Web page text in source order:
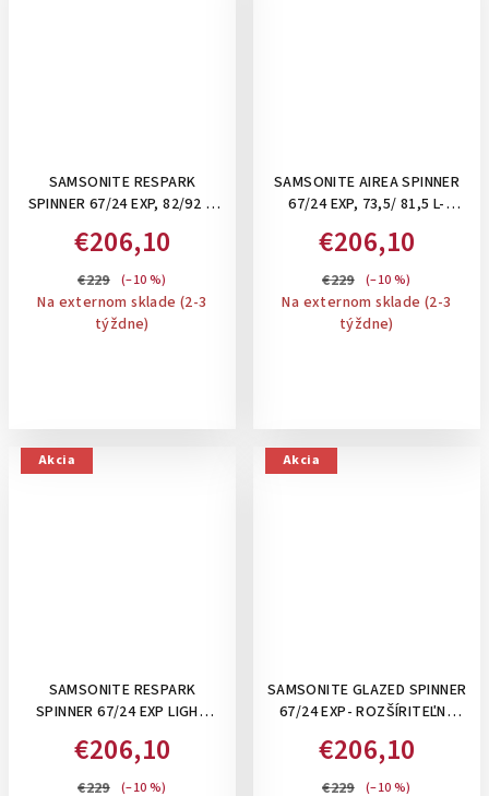
SAMSONITE RESPARK
SPINNER 67/24 EXP, 82/92 L-
ROZŠÍRITEĽNÝ: FOREST
GREEN
€206,10
€229 (–10 %)
Na externom sklade (2-3
týždne)
SAMSONITE AIREA SPINNER
67/24 EXP, 73,5/ 81,5 L-
ROZŠÍRITEĽNÝ: STRICT DARK
BLUE
€206,10
€229 (–10 %)
Na externom sklade (2-3
týždne)
Akcia
SAMSONITE RESPARK
SPINNER 67/24 EXP LIGHT
ROZŠÍRITEĽNÝ 82/92 L
€206,10
€229 (–10 %)
Akcia
SAMSONITE GLAZED SPINNER
67/24 EXP- ROZŠÍRITEĽNÝ
BLACK
€206,10
€229 (–10 %)